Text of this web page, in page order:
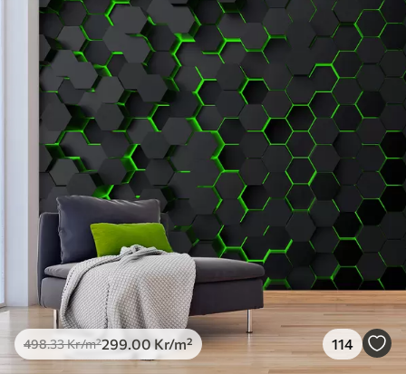
Standard
.33299 .00 /m²
Premium
.67379 .00Kr /m²
Premiumvinyl
725.00 435.00Kr
Peel and Stick
900.00540.00Kr/m²
498.33Kr/m²299 .00 Kr/m² 114